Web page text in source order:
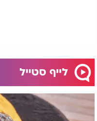
לייף סטייל